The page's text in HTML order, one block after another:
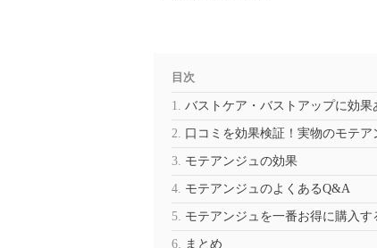
目次
バストケア・バストアップに効果
口コミを効果検証！実物のモテア
モテアンジュの効果
モテアンジュのよくあるQ&A
モテアンジュを一番お得に購入す
まとめ